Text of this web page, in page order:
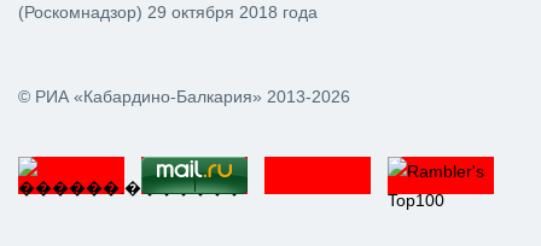
© РИА «Кабардино-Балкария» 2013-2026
(Роскомнадзор) 29 октября 2018 года